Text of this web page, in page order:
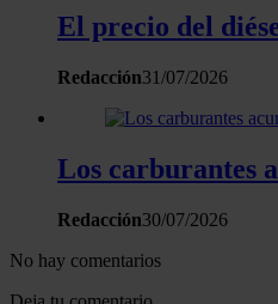
El precio del
Redacción31/07/2026
Los carburantes
Redacción30/07/2026
No hay comentarios